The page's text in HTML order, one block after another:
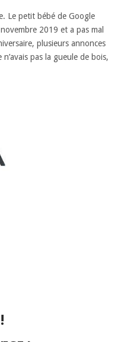
Le petit bébé de Google
2019 et a pas mal
plusieurs annonces
pas la gueule de bois,